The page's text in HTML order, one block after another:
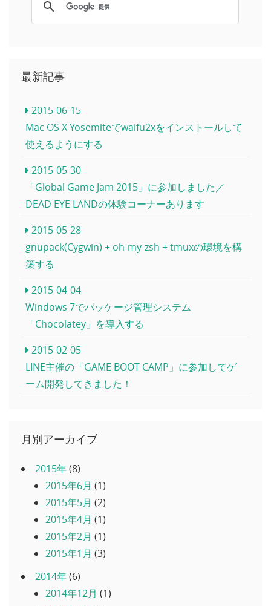
最新記事
2015-06-15
Mac OS X Yosemiteでwaifu2xをインストールして
使えるようにする
2015-05-30
「Global Game Jam 2015」に参加しました／
DEAD EYE LANDの体験コーナーあります
2015-05-28
gnupack(Cygwin) + oh-my-zsh + tmuxの環境を構
築する
2015-04-04
Windows 7でパッケージ管理システム
「Chocolatey」を導入する
2015-02-05
LINE主催の「GAME BOOT CAMP」に参加してゲ
ーム開発してきました！
月別アーカイブ
2015年(8)
2015年6月 (1)
2015年5月 (2)
2015年4月 (1)
2015年2月 (1)
2015年1月 (3)
2014年(6)
2014年12月 (1)